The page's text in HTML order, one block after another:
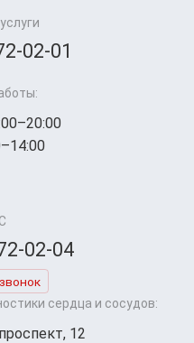
02-01
02-04
сердца и сосудов:
12